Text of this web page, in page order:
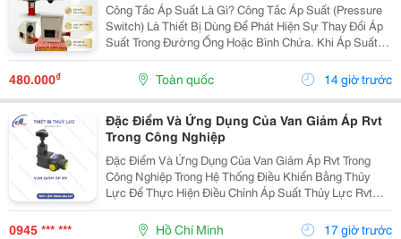
Công Tắc Áp Suất Là Gì? Công Tắc Áp Suất (Pressure
Switch) Là Thiết Bị Dùng Để Phát Hiện Sự Thay Đổi Áp
Suất Trong Đường Ống Hoặc Bình Chứa. Khi Áp Suất
Đạt Đến Giá Trị Cài Đặt, Công Tắc Sẽ Tự Động Đóng
Hoặc Ngắt Tiếp Điểm Điện Nhằm Điều Khiển Bơm,...
480.000₫ Toàn quốc 14 giờ trước
Đặc Điểm Và Ứng Dụng Của Van Giảm Áp Rvt
Trong Công Nghiệp
Đặc Điểm Và Ứng Dụng Của Van Giảm Áp Rvt Trong
Công Nghiệp Trong Hệ Thống Điều Khiển Bằng Thủy
Lực Để Thực Hiện Điều Chỉnh Áp Suất Thủy Lực Rvt
(Tăng Hoặc Giảm) Trong Hệ Thống Nhằm Đảm Bảo Áp
Suất Làm Việc, Bảo Vệ Hệ Thống Khỏi Quá Tải, Thực
0945 *** *** Hồ Chí Minh 17 giờ trước